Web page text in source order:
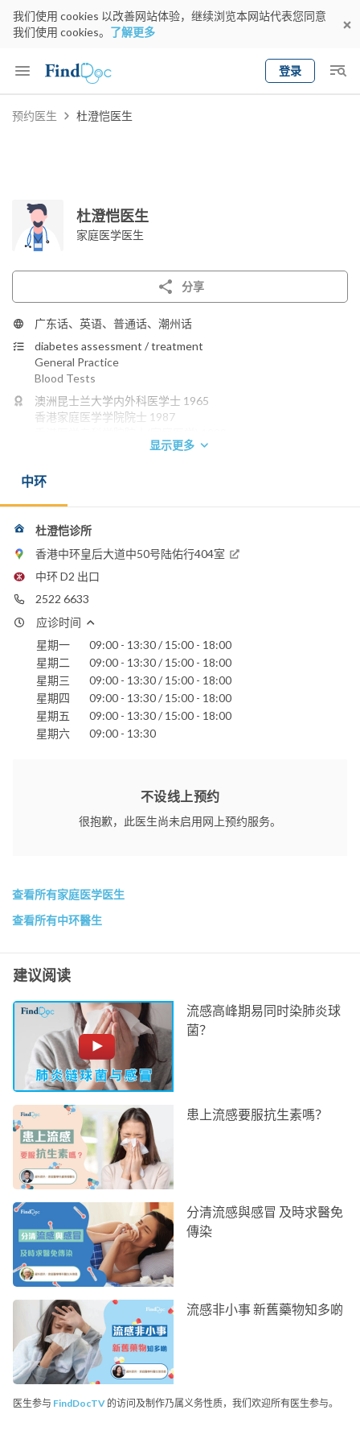
我们使用 cookies 以改善网站体验，继续浏览本网站代表您同意
我们使用 cookies。 了解更多
登录
Keyword
预约医生 杜澄恺医生
杜澄恺医生
家庭医学医生
分享
广东话、英语、普通话、潮州话
diabetes assessment / treatment
General Practice
Blood Tests
澳洲昆士兰大学内外科医学士 1965
香港家庭医学学院院士 1987
香港中文大学糖尿病治理及教育专业文凭
2522 6633
显示更多
中环
杜澄恺诊所
香港中环皇后大道中50号陆佑行404室
中环 D2 出口
2522 6633
应诊时间
星期一
09:00 - 13:30 / 15:00 - 18:00
星期二
09:00 - 13:30 / 15:00 - 18:00
星期三
09:00 - 13:30 / 15:00 - 18:00
星期四
09:00 - 13:30 / 15:00 - 18:00
星期五
09:00 - 13:30 / 15:00 - 18:00
星期六
09:00 - 13:30
不设线上预约
很抱歉，此医生尚未启用网上预约服务。
查看所有家庭医学医生
查看所有中环醫生
建议阅读
流感高峰期易同时染肺炎球
菌？
患上流感要服抗生素嗎？
分清流感與感冒 及時求醫免
傳染
流感非小事 新舊藥物知多啲
医生参与 FindDocTV 的访问及制作乃属义务性质，我们欢迎所有医生参与。